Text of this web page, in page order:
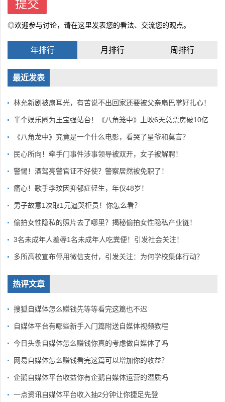
◎欢迎参与讨论，请在这里发表您的看法、交流您的观点。
年排行 月排行 周排行
最近发表
林允新剧被扇耳光，有苦说不出回家还要被父亲扇巴掌好扎心！
半个娱乐圈为王宝强站台！《八角笼中》上映6天总票房破10亿
《八角龙中》究竟是一个什么电影，看哭了星爷和莫言？
民心所向！牵手门事件涉事领导被双开，女子被解聘！
警惕！酒驾亮警官证不好使？警察居然被免职了！
痛心！歌手李玟因抑郁症轻生，年仅48岁！
男子故意1次取1元逼哭柜员！你怎么看？
偷拍女性隐私的照片去了哪里？揭秘偷拍女性隐私产业链！
3名未成年人羞辱1名未成年人吃粪便！引发社会关注！
多所高校宣布停用微信支付，引发关注：为何学校集体行动？
热评文章
搜狐自媒体怎么赚钱先等等看完这篇也不迟
自媒体平台有哪些新手入门篇附送自媒体视频教程
今日头条自媒体怎么赚钱你真的考虑做自媒体了吗
网易自媒体怎么赚钱看完这篇可以增加你的收益？
企鹅自媒体平台收益你有企鹅自媒体运营的潜质吗
一点资讯自媒体平台收入抽2分钟让你捷足先登